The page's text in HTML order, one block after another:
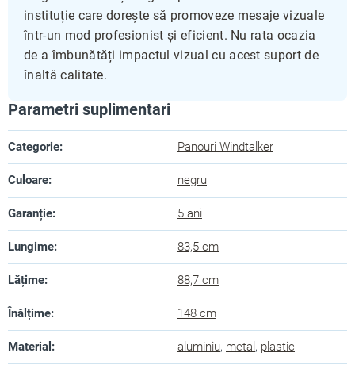
instituție care dorește să promoveze mesaje vizuale
într-un mod profesionist și eficient. Nu rata ocazia
de a îmbunătăți impactul vizual cu acest suport de
înaltă calitate.
Parametri suplimentari
Categorie: Panouri Windtalker
Culoare: negru
Garanție: 5 ani
Lungime: 83,5 cm
Lățime: 88,7 cm
Înălțime: 148 cm
Material : aluminiu, metal , plastic